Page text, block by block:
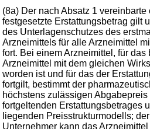
(8a) Der nach Absatz 1 vereinbarte
festgesetzte Erstattungsbetrag gilt
des Unterlagenschutzes des
Arzneimittels für alle Arzneimittel
fort. Bei einem Arzneimittel, für das
Arzneimittel mit dem gleichen
worden ist und für das der
fortgilt, bestimmt der
höchstens zulässigen
fortgeltenden Erstattungsbetrages
liegenden Preisstrukturmodells;
Unternehmer kann das